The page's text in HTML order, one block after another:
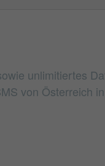
unlimitiertes
von Österreich